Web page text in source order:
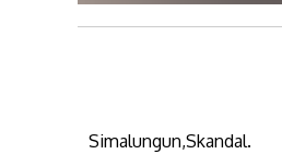
Simalungun,Skandal.